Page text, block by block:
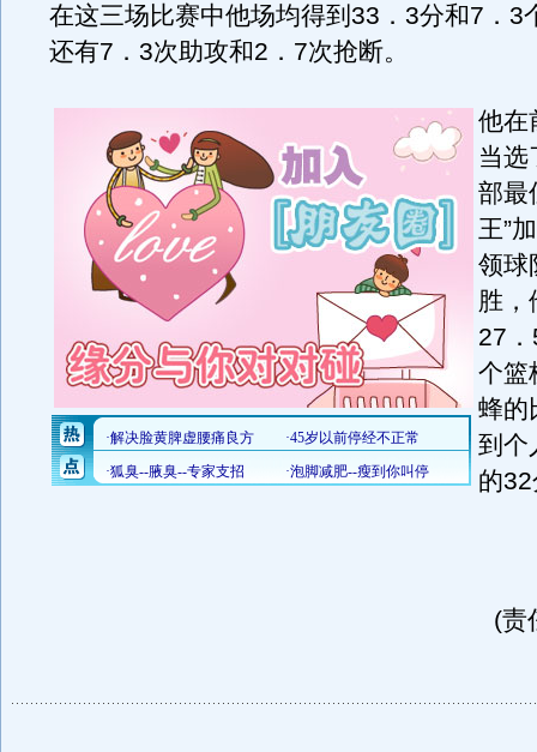
在这三场比赛中他场均得到33．3分和7．3
还有7．3次助攻和2．7次抢断。
他在
当选
部最
王”
领球
胜，
27
个篮
蜂的
到个
的
(责